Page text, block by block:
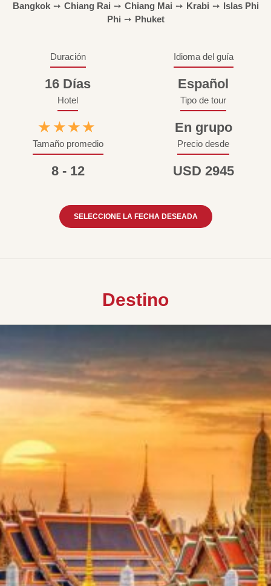
Bangkok ➙ Chiang Rai ➙ Chiang Mai ➙ Krabi ➙ Islas Phi
Phi ➙ Phuket
Duración
16 Días
Idioma del guía
Español
Hotel
★★★★
Tipo de tour
En grupo
Tamaño promedio
8 - 12
Precio desde
USD 2945
SELECCIONE LA FECHA DESEADA
Destino